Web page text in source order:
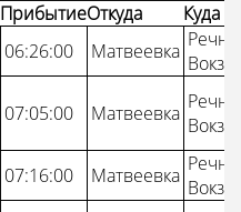
ПрибытиеОткуда
Куда
06:26:00 Матвеевка
07:05:00 Матвеевка
07:16:00 Матвеевка